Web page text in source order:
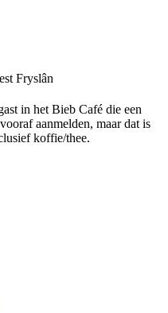
Fryslân
in het Bieb Café die een
aanmelden, maar dat is
koffie/thee.